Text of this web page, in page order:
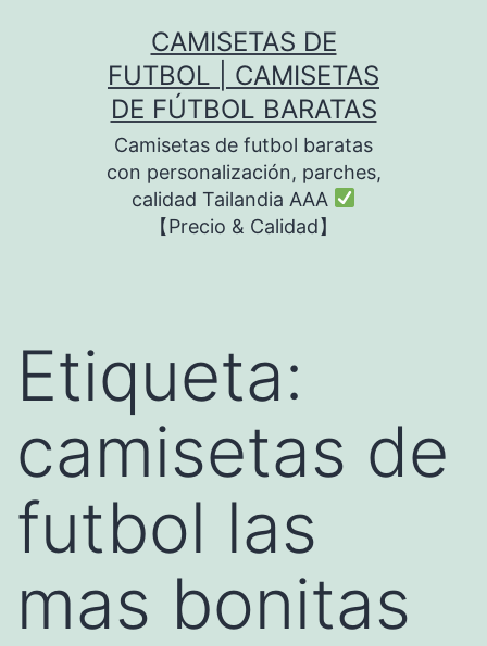
CAMISETAS DE
FUTBOL | CAMISETAS
DE FÚTBOL BARATAS
Camisetas de futbol baratas
con personalización, parches,
calidad Tailandia AAA
【Precio & Calidad】
Etiqueta:
camisetas de
futbol las
mas bonitas